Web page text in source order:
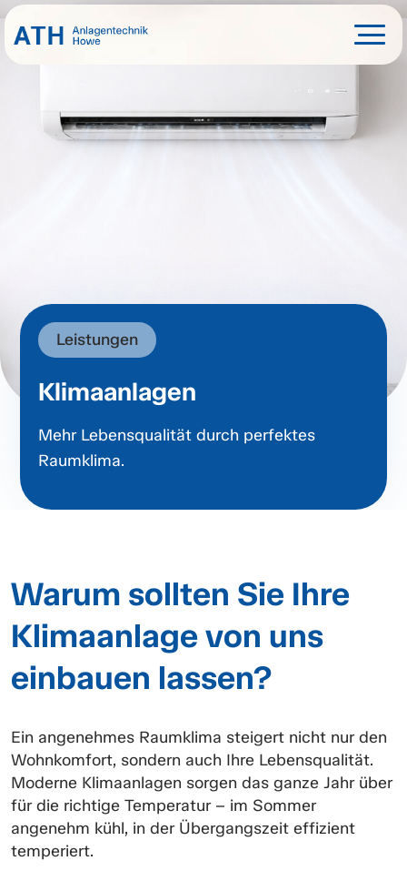
Leistungen
Klimaanlagen
Mehr Lebensqualität durch perfektes
Raumklima.
Warum sollten Sie Ihre
Klimaanlage von uns
einbauen lassen?
Ein angenehmes Raumklima steigert nicht nur den
Wohnkomfort, sondern auch Ihre Lebensqualität.
Moderne Klimaanlagen sorgen das ganze Jahr über
für die richtige Temperatur – im Sommer
angenehm kühl, in der Übergangszeit effizient
temperiert.